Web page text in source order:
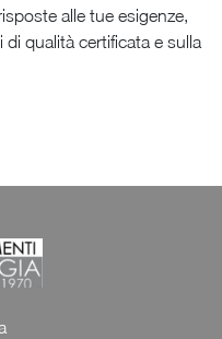
alle tue esigenze,
qualità certificata e sulla